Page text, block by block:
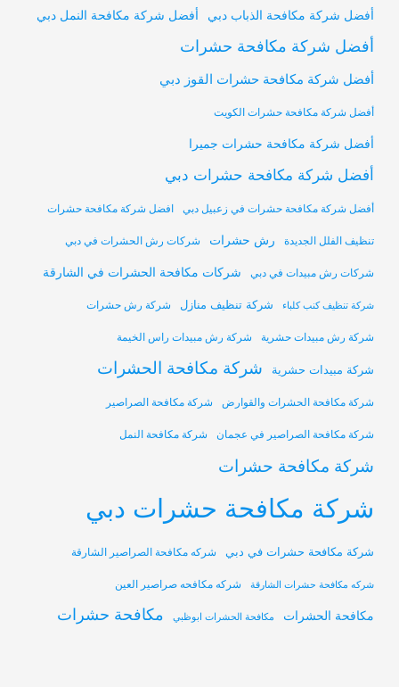
أفضل شركة مكافحة الذباب دبي أفضل شركة مكافحة النمل دبي
أفضل شركة مكافحة حشرات
أفضل شركة مكافحة حشرات القوز دبي
أفضل شركة مكافحة حشرات الكويت
أفضل شركة مكافحة حشرات جميرا
أفضل شركة مكافحة حشرات دبي
أفضل شركة مكافحة حشرات في زعبيل دبي افضل شركة مكافحة حشرات
تنظيف الفلل الجديدة رش حشرات شركات رش الحشرات في دبي
شركات رش مبيدات في دبي شركات مكافحة الحشرات في الشارقة
شركة تنظيف كنب كلباء شركة تنظيف منازل شركة رش حشرات
شركة رش مبيدات حشرية شركة رش مبيدات راس الخيمة
شركة مبيدات حشرية شركة مكافحة الحشرات
شركة مكافحة الحشرات والقوارض شركة مكافحة الصراصير
شركة مكافحة الصراصير في عجمان شركة مكافحة النمل
شركة مكافحة حشرات
شركة مكافحة حشرات دبي
شركة مكافحة حشرات في دبي شركه مكافحة الصراصير الشارقة
شركه مكافحة حشرات الشارقة شركه مكافحه صراصير العين
مكافحة الحشرات مكافحة الحشرات ابوظبي مكافحة حشرات